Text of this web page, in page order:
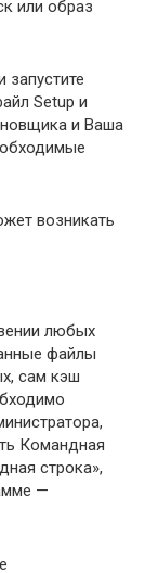
или образ
Setup и
и Ваша
возникать
любых
файлы
сам кэш
Командная
строка»,
—